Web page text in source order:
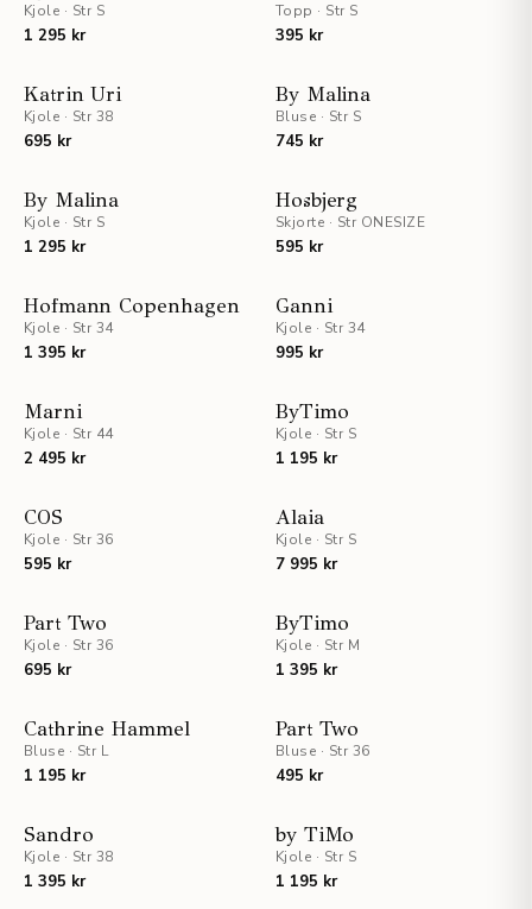
Kjole · Str S
1 295 kr
Topp · Str S
395 kr
Katrin Uri
Kjole · Str 38
695 kr
By Malina
Bluse · Str S
745 kr
By Malina
Kjole · Str S
1 295 kr
Hosbjerg
Skjorte · Str ONESIZE
595 kr
Hofmann Copenhagen
Kjole · Str 34
1 395 kr
Ganni
Kjole · Str 34
995 kr
Marni
Kjole · Str 44
2 495 kr
ByTimo
Kjole · Str S
1 195 kr
COS
Kjole · Str 36
595 kr
Alaia
Kjole · Str S
7 995 kr
Part Two
Kjole · Str 36
695 kr
ByTimo
Kjole · Str M
1 395 kr
UTSOLGT
Cathrine Hammel
Bluse · Str L
1 195 kr
Part Two
Bluse · Str 36
495 kr
Sandro
Kjole · Str 38
1 395 kr
by TiMo
Kjole · Str S
1 195 kr